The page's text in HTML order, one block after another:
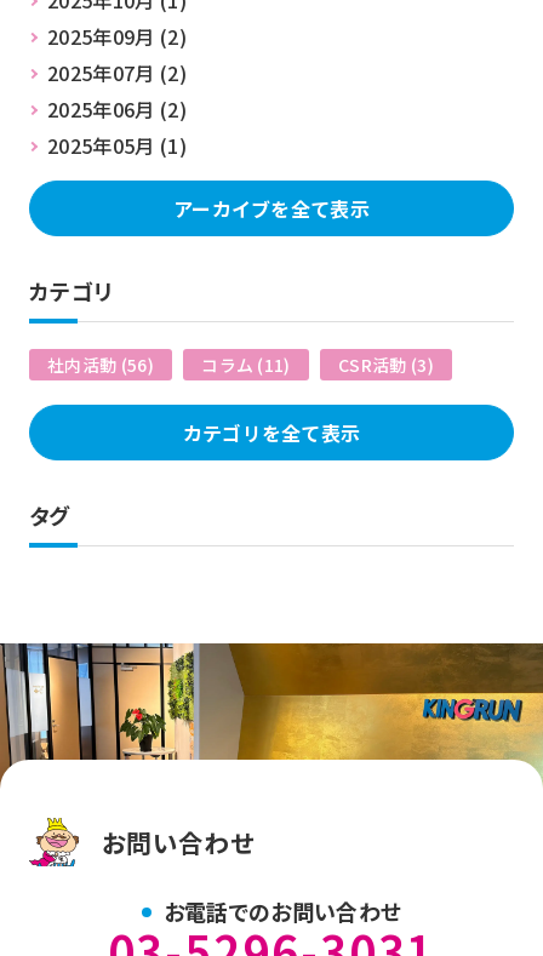
2025年09月 (2)
2025年07月 (2)
2025年06月 (2)
2025年05月 (1)
アーカイブを全て表示
カテゴリ
社内活動 (56) コラム (11) CSR活動 (3)
カテゴリを全て表示
タグ
お問い合わせ
お電話でのお問い合わせ